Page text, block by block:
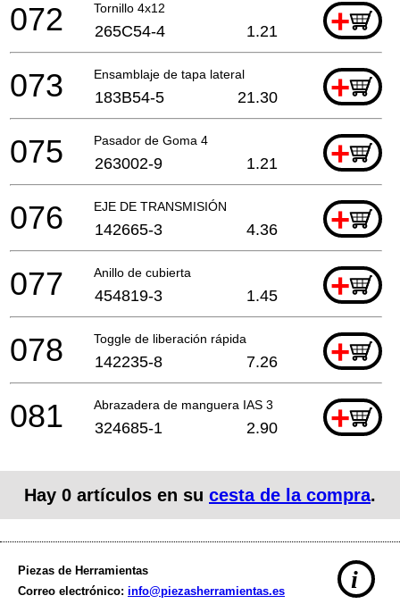
Tornillo 4x12 +
072 265C54-4 1.21
Ensamblaje de tapa lateral +
073 183B54-5 21.30
Pasador de Goma 4 +
075 263002-9 1.21
EJE DE TRANSMISIÓN +
076 142665-3 4.36
Anillo de cubierta +
077 454819-3 1.45
Toggle de liberación rápida +
078 142235-8 7.26
Abrazadera de manguera IAS 3 +
081 324685-1 2.90
Hay 0 artículos en su cesta de la compra.
Piezas de Herramientas
Correo electrónico: info@piezasherramientas.es i